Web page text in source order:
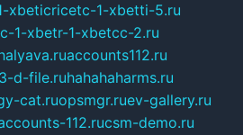
xbeticricetc-1-xbetti-5.ru
1-xbetr-1-xbetcc-2.ru
accounts112.ru
3-d-file.ruhahahaharms.ru
cat.ruopsmgr.ruev-gallery.ru
112.rucsm-demo.ru